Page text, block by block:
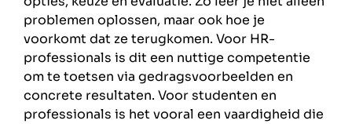
problemen oplossen, maar ook hoe je
voorkomt dat ze terugkomen. Voor HR-
professionals is dit een nuttige competentie
om te toetsen via gedragsvoorbeelden en
concrete resultaten. Voor studenten en
professionals is het vooral een vaardigheid die